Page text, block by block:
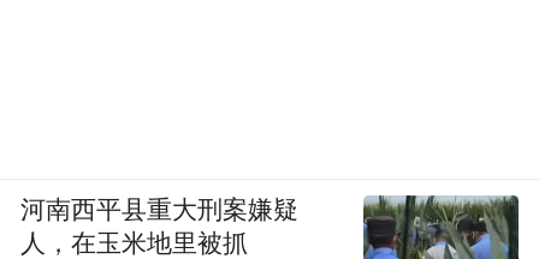
河南西平县重大刑案嫌疑
人，在玉米地里被抓